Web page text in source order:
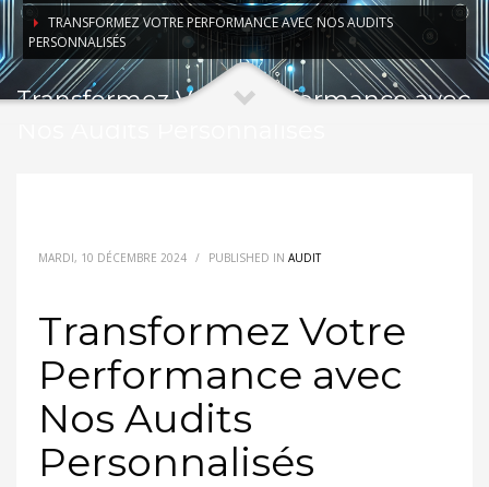
TRANSFORMEZ VOTRE PERFORMANCE AVEC NOS AUDITS
PERSONNALISÉS
Transformez Votre Performance avec
MARDI, 10 DÉCEMBRE 2024 / PUBLISHED IN AUDIT
Transformez Votre
Performance avec
Nos Audits
Personnalisés